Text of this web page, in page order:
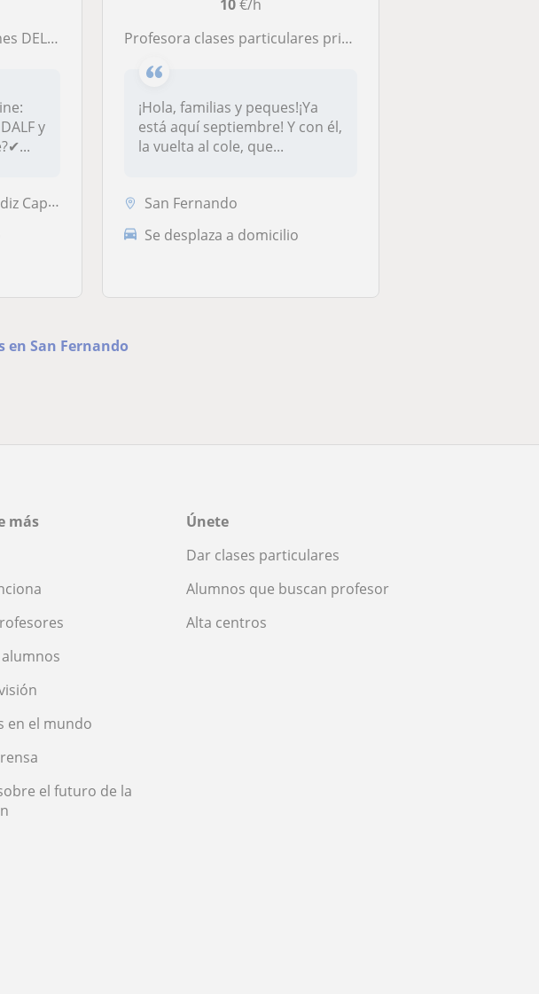
y DALF C1
y
El Puerto d...
10€/h
Profesora clases particulares primaria y secundaria
¡Hola, familias y peques!¡Ya
está aquí septiembre! Y con él,
la vuelta al cole, que...
San Fernando
Se desplaza a domicilio
en San Fernando
más
en el mundo
el futuro de la
Únete
Dar clases particulares
Alumnos que buscan profesor
Alta centros